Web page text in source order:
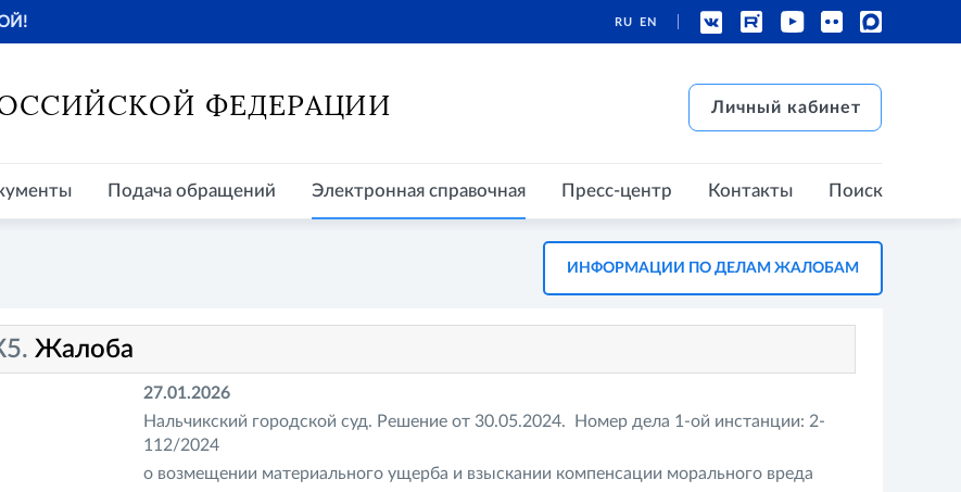
RU EN
ФЕДЕРАЦИИ Личный кабинет
Подача обращений Электронная справочная Пресс-центр Контакты Поиск
ИНФОРМАЦИИ ПО ДЕЛАМ ЖАЛОБАМ
Жалоба
27.01.2026
Нальчикский городской суд. Решение от 30.05.2024. Номер дела 1-ой инстанции: 2-
112/2024
о возмещении материального ущерба и взыскании компенсации морального вреда